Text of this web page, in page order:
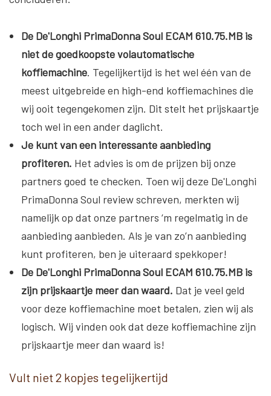
De De'Longhi PrimaDonna Soul ECAM 610.75.MB is
niet de goedkoopste volautomatische
koffiemachine. Tegelijkertijd is het wel één van de
meest uitgebreide en high-end koffiemachines die
wij ooit tegengekomen zijn. Dit stelt het prijskaartje
toch wel in een ander daglicht.
Je kunt van een interessante aanbieding
profiteren. Het advies is om de prijzen bij onze
partners goed te checken. Toen wij deze De'Longhi
PrimaDonna Soul review schreven, merkten wij
namelijk op dat onze partners ‘m regelmatig in de
aanbieding aanbieden. Als je van zo’n aanbieding
kunt profiteren, ben je uiteraard spekkoper!
De De'Longhi PrimaDonna Soul ECAM 610.75.MB is
zijn prijskaartje meer dan waard. Dat je veel geld
voor deze koffiemachine moet betalen, zien wij als
logisch. Wij vinden ook dat deze koffiemachine zijn
prijskaartje meer dan waard is!
Vult niet 2 kopjes tegelijkertijd